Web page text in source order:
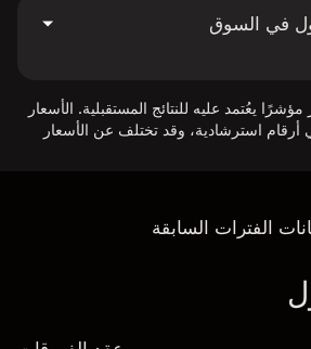
في السوق
مؤشرًا يعُتمد عليه للنتائج المستقبلية. الأسعار
استرشادية، وقد تختلف عن الأسعار
الفترات السابقة